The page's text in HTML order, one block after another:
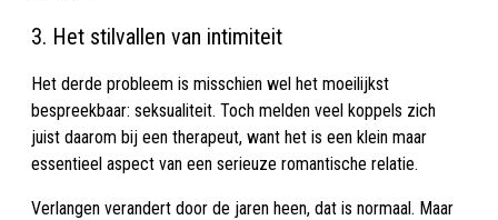
3. Het stilvallen van intimiteit
Het derde probleem is misschien wel het moeilijkst
bespreekbaar: seksualiteit. Toch melden veel koppels zich
juist daarom bij een therapeut, want het is een klein maar
essentieel aspect van een serieuze romantische relatie.
Verlangen verandert door de jaren heen, dat is normaal. Maar